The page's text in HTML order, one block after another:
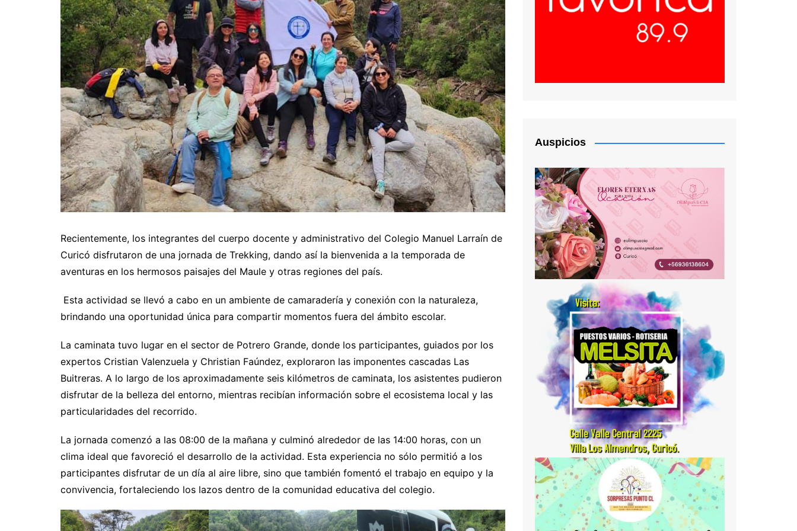
Recientemente, los integrantes del cuerpo docente y administrativo del Colegio Manuel Larraín de
Curicó disfrutaron de una jornada de Trekking, dando así la bienvenida a la temporada de
aventuras en los hermosos paisajes del Maule y otras regiones del país.
Esta actividad se llevó a cabo en un ambiente de camaradería y conexión con la naturaleza,
brindando una oportunidad única para compartir momentos fuera del ámbito escolar.
La caminata tuvo lugar en el sector de Potrero Grande, donde los participantes, guiados por los
expertos Cristian Valenzuela y Christian Faúndez, exploraron las imponentes cascadas Las
Buitreras. A lo largo de los aproximadamente seis kilómetros de caminata, los asistentes pudieron
disfrutar de la belleza del entorno, mientras recibían información sobre el ecosistema local y las
particularidades del recorrido.
La jornada comenzó a las 08:00 de la mañana y culminó alrededor de las 14:00 horas, con un
clima ideal que favoreció el desarrollo de la actividad. Esta experiencia no sólo permitió a los
participantes disfrutar de un día al aire libre, sino que también fomentó el trabajo en equipo y la
convivencia, fortaleciendo los lazos dentro de la comunidad educativa del colegio.
Auspicios